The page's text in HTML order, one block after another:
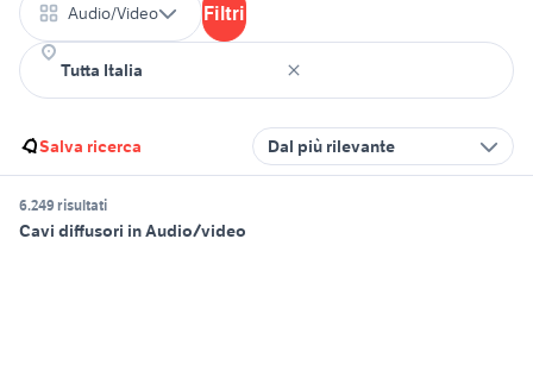
Audio/Video Filtri
Salva ricerca Dal più rilevante
6.249 risultati
Cavi diffusori in Audio/video